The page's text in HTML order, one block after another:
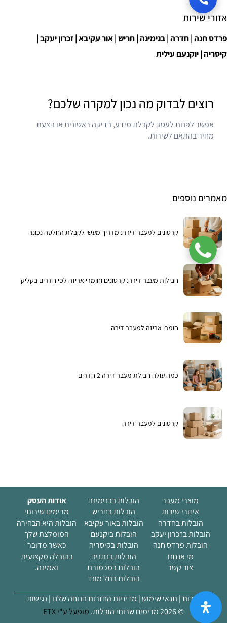
אזורי שירות
פרדס חנה | חדרה | בנימינה | חריש | אור עקיבא | זכרון יעקב |
קיסריה | יוקנעם עילית
רוצים לבדוק מה נכון למקרה שלכם?
אפשר לפנות לעסק לקבלת מידע, בדיקה ראשונית או הצעת
מחיר בהתאם לשירות.
מאמרים נוספים
קרטונים למעבר דירה: מדריך מעשי לקבלת החלטה נכונה
חבילות מעבר דירה: קרטונים וחומרי אריזה לפי חדרים בקליק
חומרי אריזה למעבר דירה
כמה עולה חבילת מעבר דירה 2 חדרים
קרטונים למעבר דירה
מוצרי מעבר
איזורי שירות
הובלות בחדרה
הובלות בזכרון יעקב
הובלות פרדס חנה
מי אנחנו
צור קשר
(current)
הובלות בבנימינה
הובלות בחריש
הובלות באור עקיבא
הובלות ביקנעם
הובלות בקיסריה
הובלות בנתניה
הובלות במכמורת
הובלות בתל מונד
אודות העסק
מרימים שירותי
הובלות היא הבחירה
המומלצת שלך
כאשר מדובר
בהובלה מקצועית
ואמינה.
אודות | תנאי שימוש | מדיניות החזרות הנוחה שלנו | נגישות
© 2026 מרימים שרותי הובלות.
מופעל ע"י ETX